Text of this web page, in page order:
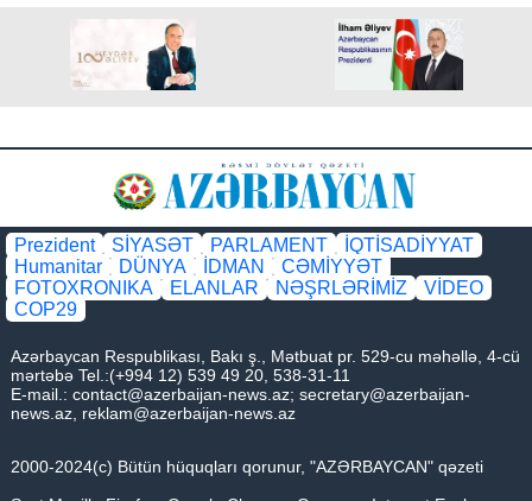
Prezident SİYASƏT PARLAMENT
İQTİSADİYYAT
Humanitar
DÜNYA İDMAN
CƏMİYYƏT
FOTOXRONIKA
ELANLAR NƏŞRLƏRİMİZ
VİDEO
COP29
Azərbaycan Respublikası, Bakı ş., Mətbuat pr. 529-cu məhəllə, 4-cü
mərtəbə Tel.:(+994 12) 539 49 20, 538-31-11
E-mail.: contact@azerbaijan-news.az; secretary@azerbaijan-
news.az reklam@azerbaijan-news.az
2000-2024(c) Bütün hüquqları qorunur, "AZƏRBAYCAN" qəzeti